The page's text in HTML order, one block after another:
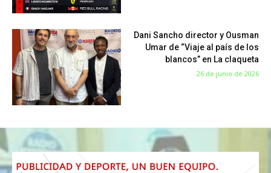
Dani Sancho director y Ousman
Umar de “Viaje al país de los
blancos” en La claqueta
26 de junio de 2026